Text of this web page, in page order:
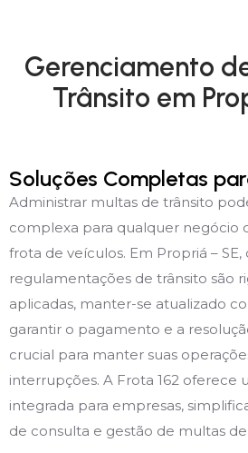
Gerenciamento
Trânsito em
Soluções Completas
Administrar multas de trânsito
complexa para qualquer negócio
frota de veículos. Em Propriá – SE,
regulamentações de trânsito são
aplicadas, manter-se atualizado
garantir o pagamento e a
crucial para manter suas
interrupções. A Frota 162 oferece
integrada para empresas,
de consulta e gestão de multas